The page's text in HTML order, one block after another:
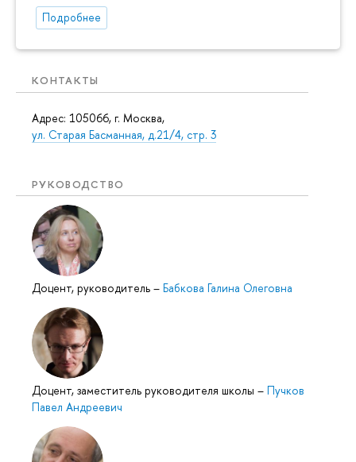
Подробнее
КОНТАКТЫ
Адрес: 105066, г. Москва,
ул. Старая Басманная, д.21/4, стр. 3
РУКОВОДСТВО
Доцент, руководитель – Бабкова Галина Олеговна
Доцент, заместитель руководителя школы – Пучков
Павел Андреевич